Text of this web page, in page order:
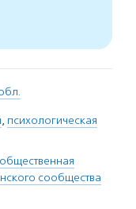
, психологическая
сообщества